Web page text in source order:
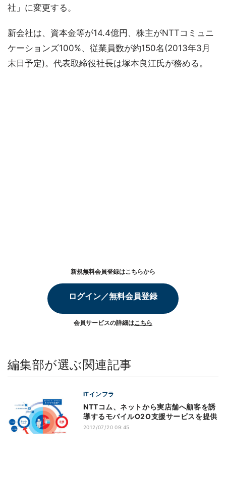
社」に変更する。
新会社は、資本金等が14.4億円、株主がNTTコミュニ
ケーションズ100%、従業員数が約150名(2013年3月
末日予定)。代表取締役社長は塚本良江氏が務める。
新規無料会員登録はこちらから
ログイン／無料会員登録
会員サービスの詳細はこちら
編集部が選ぶ関連記事
ITインフラ
NTTコム、ネットから実店舗へ顧客を誘
導するモバイルO2O支援サービスを提供
2012/07/20 09:45